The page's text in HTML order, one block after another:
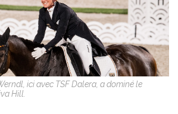
ici avec TSF Dalera, a dominé le
Hill.